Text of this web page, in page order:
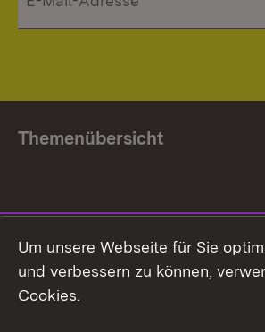
Themenübersicht
Facebook
Um unsere Webseite für Sie
und verbessern zu können,
Cookies.